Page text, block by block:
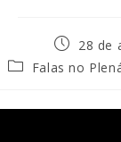
28 de
Falas no